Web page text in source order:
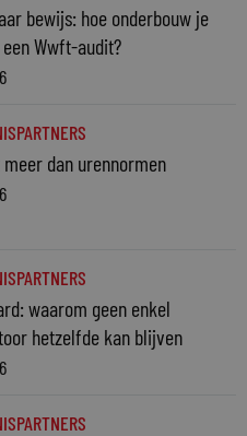
bewijs: hoe onderbouw je
Wwft-audit?
dan urennormen
waarom geen enkel
hetzelfde kan blijven